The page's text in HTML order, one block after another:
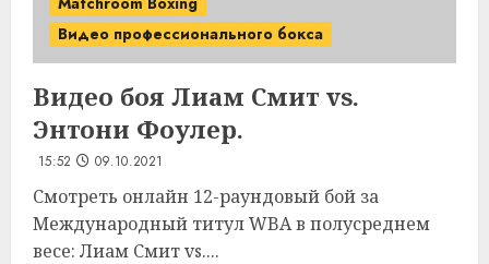
Видео профессионального бокса
Видео боя Лиам Смит vs.
Энтони Фоулер.
15:52 09.10.2021
Смотреть онлайн 12-раундовый бой за
Международный титул WBA в полусреднем
весе: Лиам Смит vs....